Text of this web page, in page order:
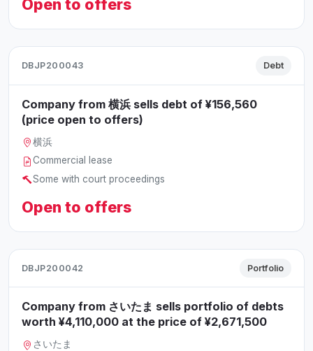
Open to offers
DBJP200043 Debt
Company from 横浜 sells debt of ¥156,560
(price open to offers)
横浜
Commercial lease
Some with court proceedings
Open to offers
DBJP200042 Portfolio
Company from さいたま sells portfolio of debts
worth ¥4,110,000 at the price of ¥2,671,500
さいたま